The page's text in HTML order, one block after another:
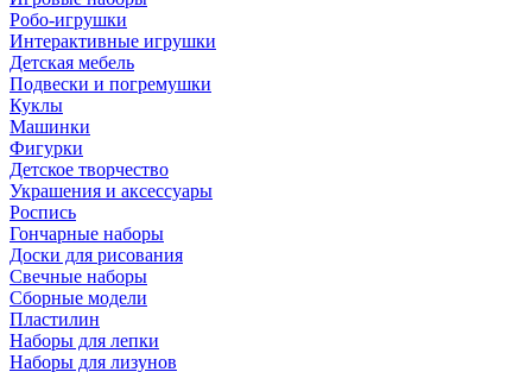
Робо-игрушки
Интерактивные игрушки
Детская мебель
Подвески и погремушки
Куклы
Машинки
Фигурки
Детское творчество
Украшения и аксессуары
Роспись
Гончарные наборы
Доски для рисования
Свечные наборы
Сборные модели
Пластилин
Наборы для лепки
Наборы для лизунов